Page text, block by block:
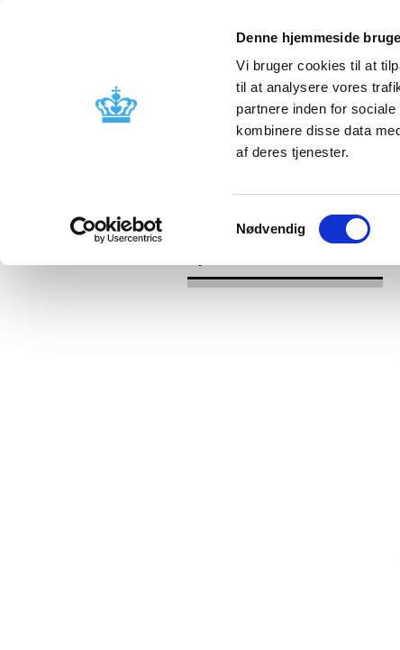
Denne hjemmeside
Vi bruger cookies til at
til at analysere vores
partnere inden for
kombinere disse data
af deres tjenester.
Samtykkevalg
Nødvendig
Godkendelse og